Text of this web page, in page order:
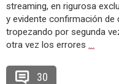
streaming, en rigurosa
y evidente confirmación de
tropezando por segunda
otra vez los errores …
30